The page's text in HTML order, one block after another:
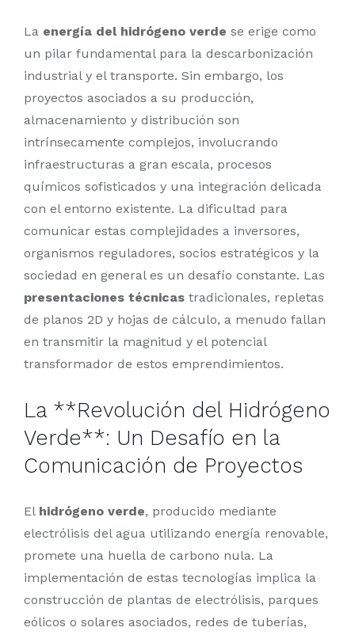
La energía del hidrógeno verde se erige como
un pilar fundamental para la descarbonización
industrial y el transporte. Sin embargo, los
proyectos asociados a su producción,
almacenamiento y distribución son
intrínsecamente complejos, involucrando
infraestructuras a gran escala, procesos
químicos sofisticados y una integración delicada
con el entorno existente. La dificultad para
comunicar estas complejidades a inversores,
organismos reguladores, socios estratégicos y la
sociedad en general es un desafío constante. Las
presentaciones técnicas tradicionales, repletas
de planos 2D y hojas de cálculo, a menudo fallan
en transmitir la magnitud y el potencial
transformador de estos emprendimientos.
La **Revolución del Hidrógeno
Verde**: Un Desafío en la
Comunicación de Proyectos
El hidrógeno verde, producido mediante
electrólisis del agua utilizando energía renovable,
promete una huella de carbono nula. La
implementación de estas tecnologías implica la
construcción de plantas de electrólisis, parques
eólicos o solares asociados, redes de tuberías,